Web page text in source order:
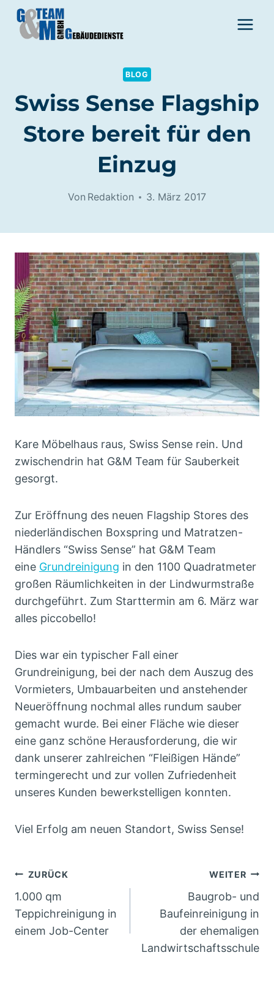
Zum
Inhalt
springen
BLOG
Swiss Sense Flagship
Store bereit für den
Einzug
Von Redaktion 3. März 2017
Kare Möbelhaus raus, Swiss Sense rein. Und
zwischendrin hat G&M Team für Sauberkeit
gesorgt.
Zur Eröffnung des neuen Flagship Stores des
niederländischen Boxspring und Matratzen-
Händlers “Swiss Sense” hat G&M Team
eine Grundreinigung in den 1100 Quadratmeter
großen Räumlichkeiten in der Lindwurmstraße
durchgeführt. Zum Starttermin am 6. März war
alles piccobello!
Dies war ein typischer Fall einer
Grundreinigung, bei der nach dem Auszug des
Vormieters, Umbauarbeiten und anstehender
Neueröffnung nochmal alles rundum sauber
gemacht wurde. Bei einer Fläche wie dieser
eine ganz schöne Herausforderung, die wir
dank unserer zahlreichen “Fleißigen Hände”
termingerecht und zur vollen Zufriedenheit
unseres Kunden bewerkstelligen konnten.
Viel Erfolg am neuen Standort, Swiss Sense!
Beitragsnavigation
ZURÜCK
1.000 qm
Teppichreinigung in
einem Job-Center
WEITER
Baugrob- und
Baufeinreinigung in
der ehemaligen
Landwirtschaftsschule